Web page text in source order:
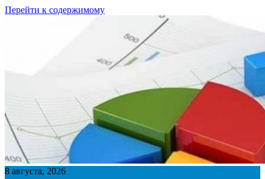
Перейти к содержимому
8 августа, 2026